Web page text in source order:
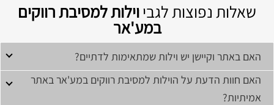
שאלות נפוצות לגביוילות למסיבת רווקים
במע'אר
האם באתר וקיישן יש וילות שמתאימות לדתיים?
האם חוות הדעת על הוילות למסיבת רווקים במע'אר באתר
אמיתיות?